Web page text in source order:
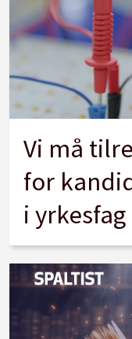
Vi må
for
i yrkesfag